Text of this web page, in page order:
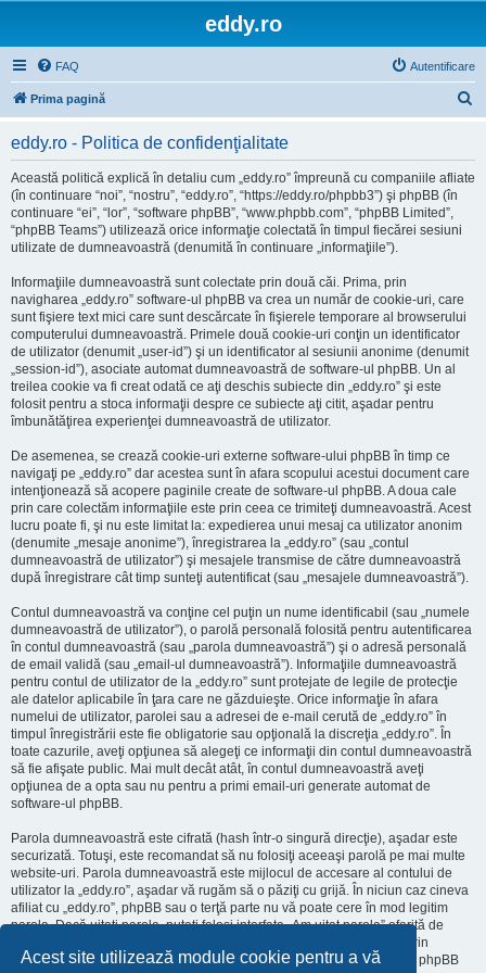
Acest site utilizează module cookie pentru a vă
eddy.ro
FAQ Autentificare
Prima pagină
eddy.ro - Politica de confidenţialitate
Această politică explică în detaliu cum „eddy.ro” împreună cu companiile afliate
(în continuare “noi”, “nostru”, “eddy.ro”, “https://eddy.ro/phpbb3”) şi phpBB (în
continuare “ei”, “lor”, “software phpBB”, “www.phpbb.com”, “phpBB Limited”,
“phpBB Teams”) utilizează orice informaţie colectată în timpul fiecărei sesiuni
utilizate de dumneavoastră (denumită în continuare „informaţiile”).
Informaţiile dumneavoastră sunt colectate prin două căi. Prima, prin
navigharea „eddy.ro” software-ul phpBB va crea un număr de cookie-uri, care
sunt fişiere text mici care sunt descărcate în fişierele temporare al browserului
computerului dumneavoastră. Primele două cookie-uri conţin un identificator
de utilizator (denumit „user-id”) şi un identificator al sesiunii anonime (denumit
„session-id”), asociate automat dumneavoastră de software-ul phpBB. Un al
treilea cookie va fi creat odată ce aţi deschis subiecte din „eddy.ro” şi este
folosit pentru a stoca informaţii despre ce subiecte aţi citit, aşadar pentru
îmbunătăţirea experienţei dumneavoastră de utilizator.
De asemenea, se crează cookie-uri externe software-ului phpBB în timp ce
navigaţi pe „eddy.ro” dar acestea sunt în afara scopului acestui document care
intenţionează să acopere paginile create de software-ul phpBB. A doua cale
prin care colectăm informaţiile este prin ceea ce trimiteţi dumneavoastră. Acest
lucru poate fi, şi nu este limitat la: expedierea unui mesaj ca utilizator anonim
(denumite „mesaje anonime”), înregistrarea la „eddy.ro” (sau „contul
dumneavoastră de utilizator”) şi mesajele transmise de către dumneavoastră
după înregistrare cât timp sunteţi autentificat (sau „mesajele dumneavoastră”).
Contul dumneavoastră va conţine cel puţin un nume identificabil (sau „numele
dumneavoastră de utilizator”), o parolă personală folosită pentru autentificarea
în contul dumneavoastră (sau „parola dumneavoastră”) şi o adresă personală
de email validă (sau „email-ul dumneavoastră”). Informaţiile dumneavoastră
pentru contul de utilizator de la „eddy.ro” sunt protejate de legile de protecţie
ale datelor aplicabile în ţara care ne găzduieşte. Orice informaţie în afara
numelui de utilizator, parolei sau a adresei de e-mail cerută de „eddy.ro” în
timpul înregistrării este fie obligatorie sau opţională la discreţia „eddy.ro”. În
toate cazurile, aveţi opţiunea să alegeţi ce informaţii din contul dumneavoastră
să fie afişate public. Mai mult decât atât, în contul dumneavoastră aveţi
opţiunea de a opta sau nu pentru a primi email-uri generate automat de
software-ul phpBB.
Parola dumneavoastră este cifrată (hash într-o singură direcţie), aşadar este
securizată. Totuşi, este recomandat să nu folosiţi aceeaşi parolă pe mai multe
website-uri. Parola dumneavoastră este mijlocul de accesare al contului de
utilizator la „eddy.ro”, aşadar vă rugăm să o păziţi cu grijă. În niciun caz cineva
afiliat cu „eddy.ro”, phpBB sau o terţă parte nu vă poate cere în mod legitim
parola. Dacă uitaţi parola, puteţi folosi interfaţa „Am uitat parola” oferită de
software-ul phpBB. Această procedură vă va genera o nouă parolă prin
transmiterea numelui de utilizator şi a adresei email, apoi software-ul phpBB